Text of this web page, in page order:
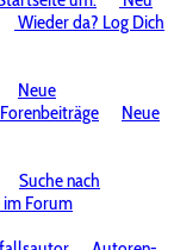
Wieder da? Log Dich
Neue
Forenbeiträge
Neue
Suche nach
im Forum